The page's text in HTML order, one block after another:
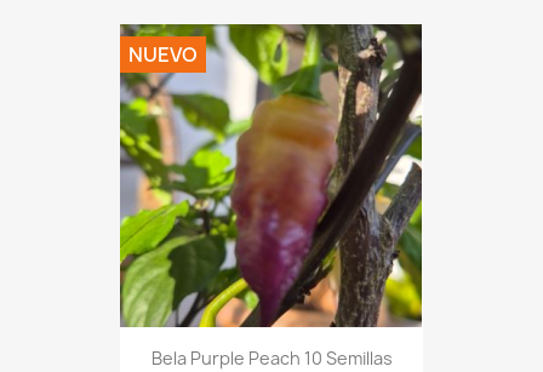
Bela Purple Peach 10 Semillas
NUEVO